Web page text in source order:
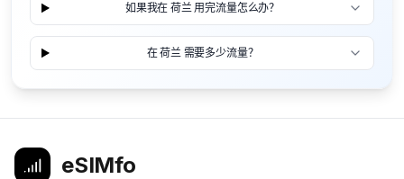
如果我在 荷兰 用完流量怎么办？
在 荷兰 需要多少流量？
eSIMfo